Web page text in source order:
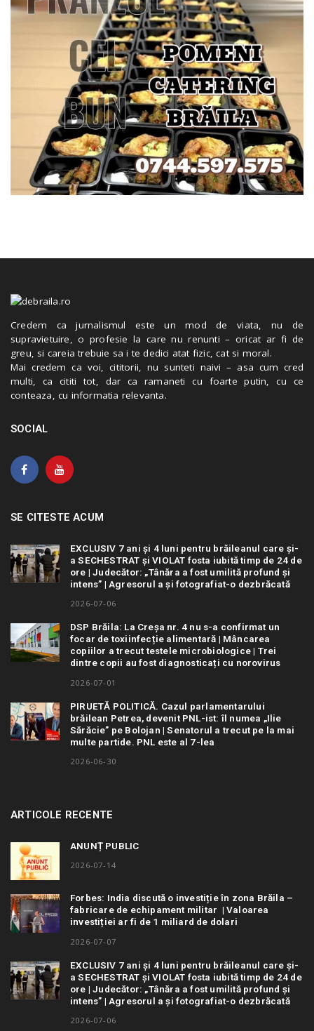
Credem ca jurnalismul este un mod de viata, nu de
supravietuire, o profesie la care nu renunti – oricat ar fi de
greu, si careia trebuie sa i te dedici atat fizic, cat si moral.
Mai credem ca voi, cititorii, nu sunteti naivi – asa cum cred
multi, ca cititi tot, dar ca ramaneti cu foarte putin, cu ce
conteaza, cu informatia relevanta.
SOCIAL
SE CITESTE ACUM
EXCLUSIV 7 ani și 4 luni pentru brăileanul care și-
a SECHESTRAT și VIOLAT fosta iubită timp de 24 de
ore | Judecător: „Tânăra a fost umilită profund și
intens” | Agresorul a și fotografiat-o dezbrăcată
2026-07-06
DSP Brăila: La Creșa nr. 4 nu s-a confirmat un
focar de toxiinfecție alimentară | Mâncarea
copiilor a trecut testele microbiologice | Trei
dintre copii au fost diagnosticați cu norovirus
2026-07-01
PIRUETĂ POLITICĂ. Cazul parlamentarului
brăilean Petrea, devenit PNL-ist: îl numea „Ilie
Sărăcie” pe Bolojan | Senatorul a trecut pe la mai
multe partide. PNL este al 7-lea
2026-06-30
ARTICOLE RECENTE
ANUNȚ PUBLIC
2026-07-14
Forbes: India discută o investiție în zona Brăila –
fabricare de echipament militar | Valoarea
investiției ar fi de 1 miliard de dolari
2026-07-07
EXCLUSIV 7 ani și 4 luni pentru brăileanul care și-
a SECHESTRAT și VIOLAT fosta iubită timp de 24 de
ore | Judecător: „Tânăra a fost umilită profund și
intens” | Agresorul a și fotografiat-o dezbrăcată
2026-07-06